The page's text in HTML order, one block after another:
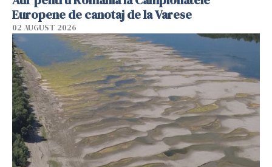
Europene de canotaj de la Varese
02 AUGUST 2026